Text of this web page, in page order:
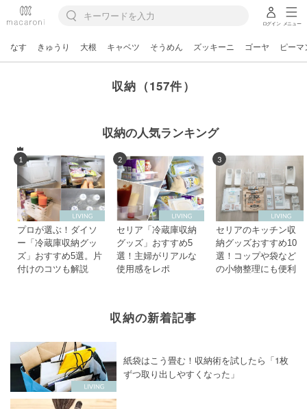
ログイン メニュー
なす きゅうり 大根 キャベツ そうめん ズッキーニ ゴーヤ ピーマ
収納（157件）
収納の人気ランキング
1
プロが選ぶ！ダイソ
ー「冷蔵庫収納グッ
ズ」おすすめ5選。片
付けのコツも解説
2
セリア「冷蔵庫収納
グッズ」おすすめ5
選！主婦がリアルな
使用感をレポ
3
セリアのキッチン収
納グッズおすすめ10
選！コップや袋など
の小物整理にも便利
収納の新着記事
紙袋はこう畳む！収納術を試したら「1枚
ずつ取り出しやすくなった」